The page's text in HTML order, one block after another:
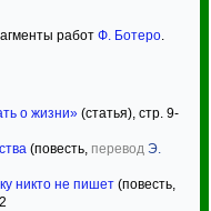
работ Ф. Ботеро.
о жизни» (статья), стр. 9-
(повесть, перевод Э.
никто не пишет (повесть,